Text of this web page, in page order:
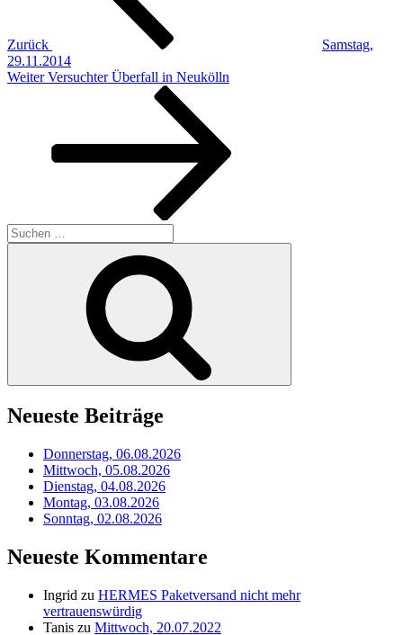
Zurück
Samstag,
29.11.2014
Nächster
Weiter Versuchter Überfall in Neukölln
Suchen
nach:
Neueste Beiträge
Donnerstag, 06.08.2026
Mittwoch, 05.08.2026
Dienstag, 04.08.2026
Montag, 03.08.2026
Sonntag, 02.08.2026
Neueste Kommentare
Ingrid zu HERMES Paketversand nicht mehr
vertrauenswürdig
Tanis zu Mittwoch, 20.07.2022